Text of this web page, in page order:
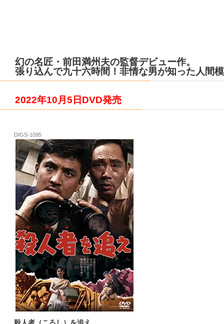
幻の名匠・前田満州夫の監督デビュー作。
張り込んで九十六時間！非情な男が知った人間
2022年10月5日DVD発売
DIGS-1095